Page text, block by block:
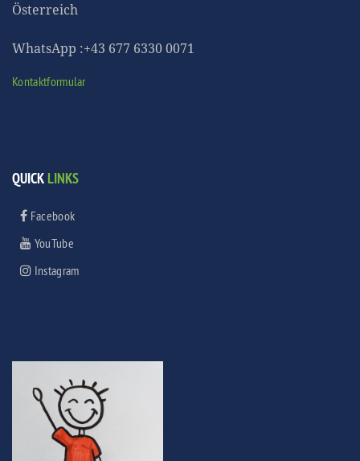
Österreich
WhatsApp :+43 677 6330 0071
Kontaktformular
QUICKLINKS
Facebook
YouTube
Instagram